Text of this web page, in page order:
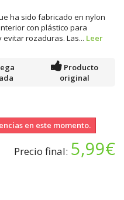
ha sido fabricado en nylon
con plástico para
rozaduras. Las... Leer
Producto
original
en este momento.
Precio final: 5,99€